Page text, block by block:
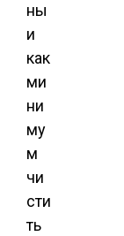
ны
и
как
ми
ни
му
м
чи
сти
ть